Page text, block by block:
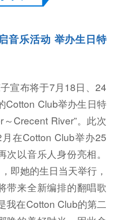
音乐活动 举办生日特
宣布将于7月18日、24
Cotton Club举办生日特
Crecent River”。此次
在Cotton Club举办25
以音乐人身份亮相。
即她的生日当天举行，
带来全新编排的翻唱歌
我在Cotton Club的第二